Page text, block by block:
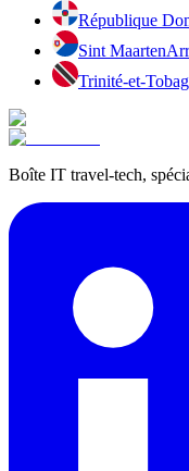
République
Sint Maarten
Trinité-et-
Boîte IT travel-tech,